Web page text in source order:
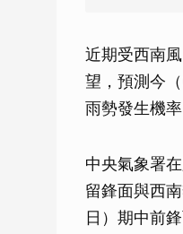
近期受西南
望，預測今
雨勢發生機
中央氣象署
留鋒面與西
日）期中前